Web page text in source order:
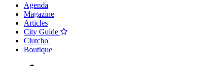
Agenda
Magazine
Articles
City Guide
Clutcho'
Boutique